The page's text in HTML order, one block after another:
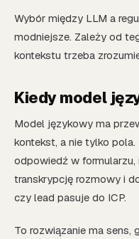
Wybór między LLM a
modniejsze. Zależy od
kontekstu trzeba
Kiedy model
Model językowy ma
kontekst, a nie tylko
odpowiedź w
transkrypcję rozmowy i
czy lead pasuje do ICP.
To rozwiązanie ma sens,